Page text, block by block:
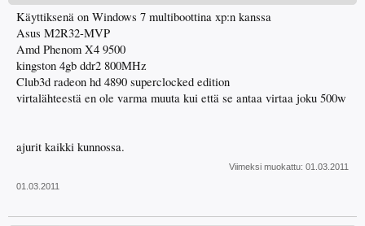
Käyttiksenä on Windows 7 multiboottina xp:n kanssa
Asus M2R32-MVP
Amd Phenom X4 9500
kingston 4gb ddr2 800MHz
Club3d radeon hd 4890 superclocked edition
virtalähteestä en ole varma muuta kui että se antaa virtaa joku 500w
ajurit kaikki kunnossa.
Viimeksi muokattu: 01.03.2011
01.03.2011